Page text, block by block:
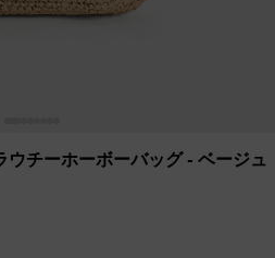
ウチーホーボーバッグ- ベージュ